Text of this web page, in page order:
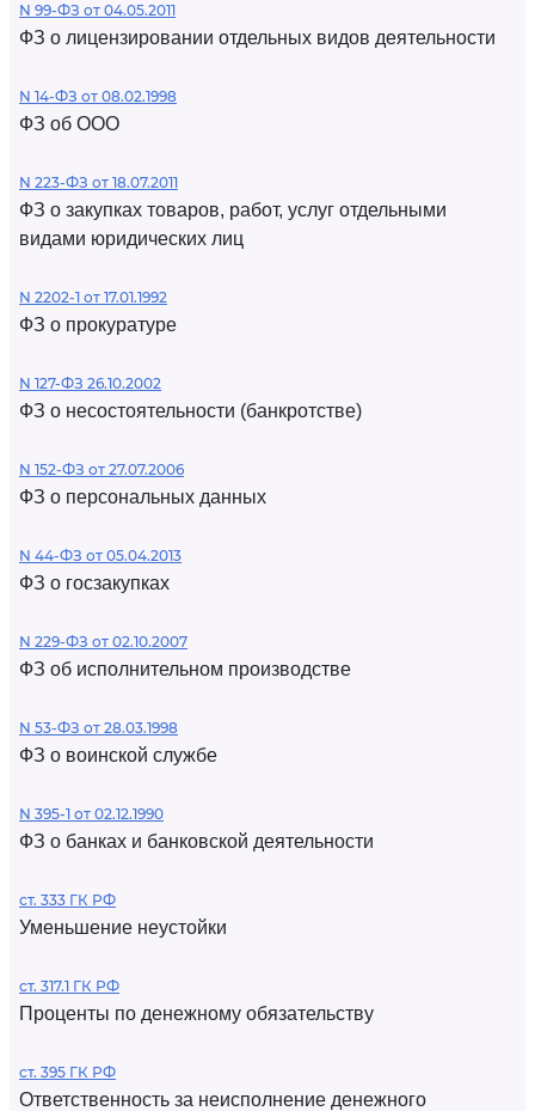
N 99-ФЗ от 04.05.2011
ФЗ о лицензировании отдельных видов деятельности
N 14-ФЗ от 08.02.1998
ФЗ об ООО
N 223-ФЗ от 18.07.2011
ФЗ о закупках товаров, работ, услуг отдельными
видами юридических лиц
N 2202-1 от 17.01.1992
ФЗ о прокуратуре
N 127-ФЗ 26.10.2002
ФЗ о несостоятельности (банкротстве)
N 152-ФЗ от 27.07.2006
ФЗ о персональных данных
N 44-ФЗ от 05.04.2013
ФЗ о госзакупках
N 229-ФЗ от 02.10.2007
ФЗ об исполнительном производстве
N 53-ФЗ от 28.03.1998
ФЗ о воинской службе
N 395-1 от 02.12.1990
ФЗ о банках и банковской деятельности
ст. 333 ГК РФ
Уменьшение неустойки
ст. 317.1 ГК РФ
Проценты по денежному обязательству
ст. 395 ГК РФ
Ответственность за неисполнение денежного